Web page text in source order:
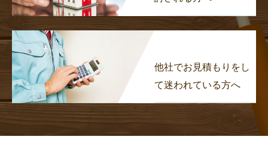
他社でお見積もりをし
て迷われている方へ